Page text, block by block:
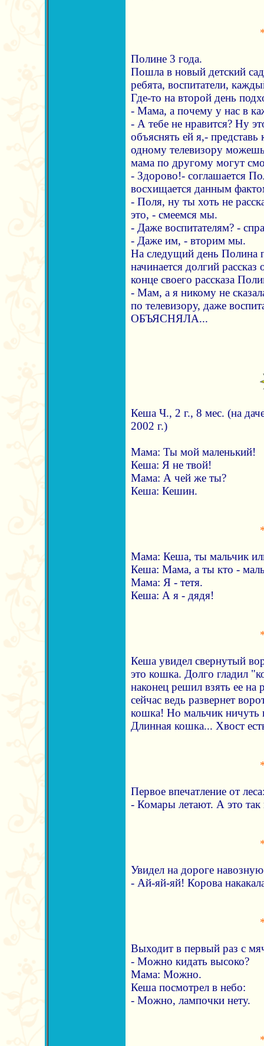
Полине 3 года.
Пошла в новый детский
ребята, воспитатели,
Где-то на второй день
- Мама, а почему у нас в
- А тебе не нравится? Ну
объяснять ей я,-
одному телевизору
мама по другому могут
- Здорово!- соглашается
восхищается данным
- Поля, ну ты хоть не
это, - смеемся мы.
- Даже воспитателям? -
- Даже им, - вторим мы.
На следущий день Полина
начинается долгий
конце своего рассказа
- Мам, а я никому не
по телевизору, даже
ОБЪЯСНЯЛА...
Кеша Ч., 2 г., 8 мес. (на
2002 г.)
Мама: Ты мой маленький!
Кеша: Я не твой!
Мама: А чей же ты?
Кеша: Кешин.
Мама: Кеша, ты мальчик
Кеша: Мама, а ты кто -
Мама: Я - тетя.
Кеша: А я - дядя!
Кеша увидел свернутый
это кошка. Долго гладил
наконец решил взять ее
сейчас ведь развернет
кошка! Но мальчик ничуть
Длинная кошка... Хвост
Первое впечатление от
- Комары летают. А это так
Увидел на дороге
- Ай-яй-яй! Корова
Выходит в первый раз с
- Можно кидать высоко?
Мама: Можно.
Кеша посмотрел в небо:
- Можно, лампочки нету.